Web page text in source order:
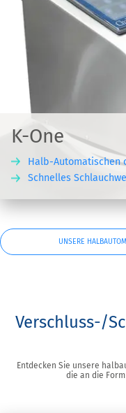
K-One
Halb-Automatischen
Schnelles
UNSERE
Verschluss-/
Entdecken Sie unsere
die an die